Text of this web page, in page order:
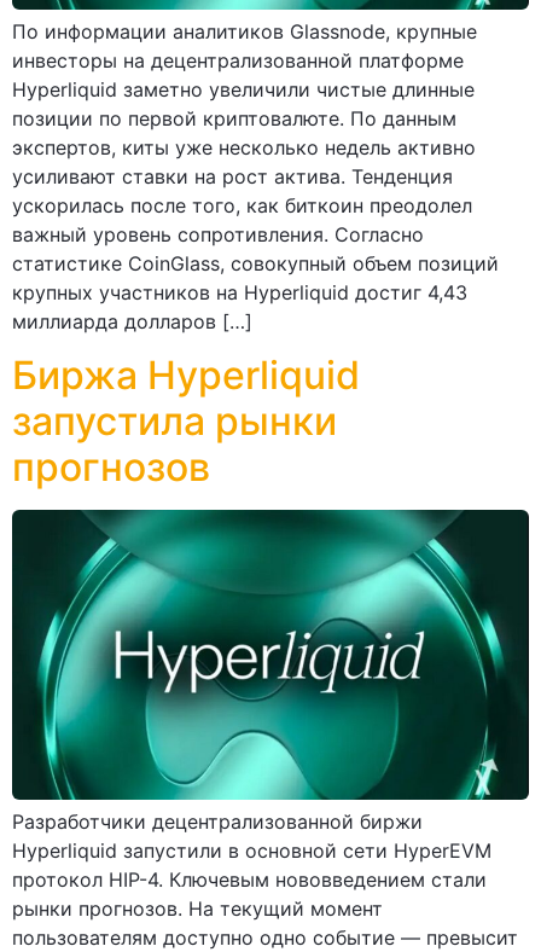
По информации аналитиков Glassnode, крупные
инвесторы на децентрализованной платформе
Hyperliquid заметно увеличили чистые длинные
позиции по первой криптовалюте. По данным
экспертов, киты уже несколько недель активно
усиливают ставки на рост актива. Тенденция
ускорилась после того, как биткоин преодолел
важный уровень сопротивления. Согласно
статистике CoinGlass, совокупный объем позиций
крупных участников на Hyperliquid достиг 4,43
миллиарда долларов […]
Биржа Hyperliquid
запустила рынки
прогнозов
Разработчики децентрализованной биржи
Hyperliquid запустили в основной сети HyperEVM
протокол HIP-4. Ключевым нововведением стали
рынки прогнозов. На текущий момент
пользователям доступно одно событие — превысит